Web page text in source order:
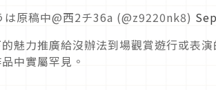
原稿中@西2チ36a (@z9220nk8)
魅力推廣給沒辦法到場觀賞遊行或表
中實屬罕見。